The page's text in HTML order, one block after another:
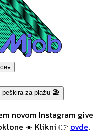
peškira za plažu 🏖️
novom Instagram
☀️ Klikni 👉 ovde.